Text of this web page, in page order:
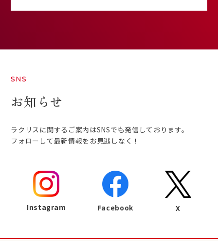
SNS
お知らせ
ラクリスに関するご案内はSNSでも発信しております。
フォローして最新情報をお見逃しなく！
Instagram Facebook X